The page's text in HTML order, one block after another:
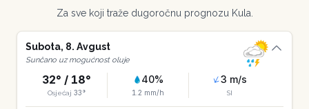
Za sve koji traže dugoročnu prognozu Kula
Subota, 8. Avgust
Sunčano uz mogućnost oluje
32° / 18°
Osjećaj 33°
40%
1.2 mm/h
3 m/s
SI